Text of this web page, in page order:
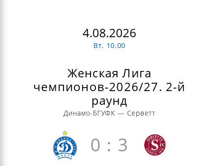
4.08.2026
Вт. 10.00
Женская Лига
чемпионов-2026/27. 2-й
раунд
Динамо-БГУФК — Серветт
0 : 3